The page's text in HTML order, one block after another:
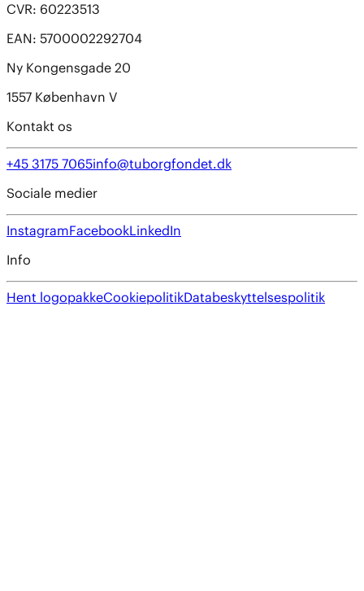
CVR: 60223513
EAN: 5700002292704
Ny Kongensgade 20
1557 København V
Kontakt os
+45 3175 7065info@tuborgfondet.dk
Sociale medier
InstagramFacebookLinkedIn
Info
Hent logopakkeCookiepolitikDatabeskyttelsespolitik